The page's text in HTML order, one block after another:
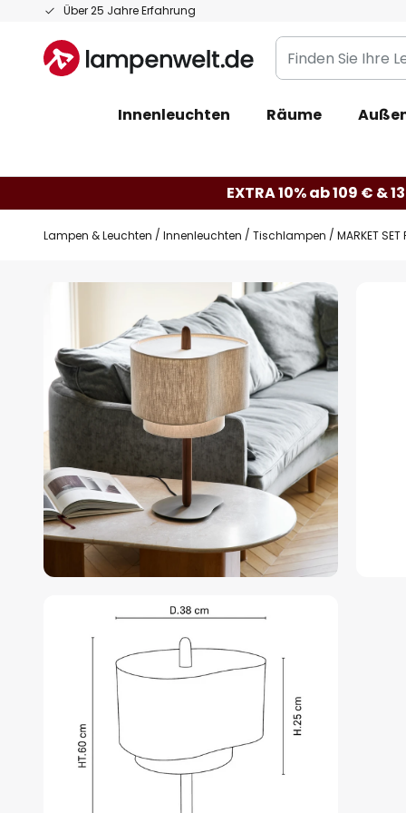
Über 25 Jahre Erfahrung
Zum
springen
Finden
Sie
Leuchte...
Innenleuchten Räume
EXTRA 10% ab 109 € &
Lampen & Leuchten Innenleuchten Tischlampen MARKET
Bildgalerie
springen